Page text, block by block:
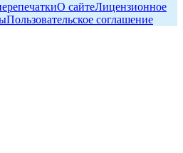
О сайтеЛицензионное
Пользовательское соглашение